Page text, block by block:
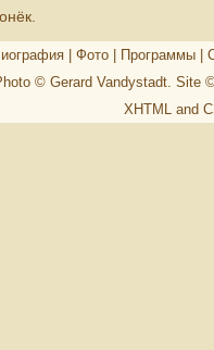
| Фото| Программы|
© Gerard Vandystadt. Site
XHTML and